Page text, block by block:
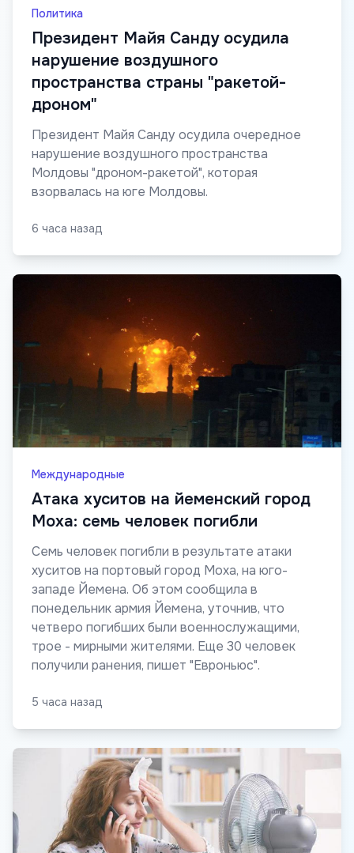
Политика
Президент Майя Санду осудила
нарушение воздушного
пространства страны "ракетой-
дроном"
Президент Майя Санду осудила очередное
нарушение воздушного пространства
Молдовы "дроном-ракетой", которая
взорвалась на юге Молдовы.
6 часа назад
Международные
Атака хуситов на йеменский город
Моха: семь человек погибли
Семь человек погибли в результате атаки
хуситов на портовый город Моха, на юго-
западе Йемена. Об этом сообщила в
понедельник армия Йемена, уточнив, что
четверо погибших были военнослужащими,
трое - мирными жителями. Еще 30 человек
получили ранения, пишет "Евроньюс".
5 часа назад